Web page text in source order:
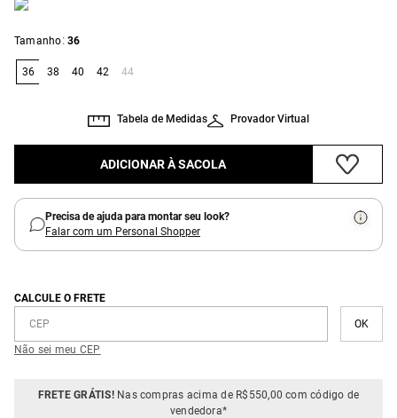
Tamanho: 36
36 38 40 42 44
Provador Virtual
Tabela de Medidas
ADICIONAR À SACOLA
Precisa de ajuda para montar seu look?
Falar com um Personal Shopper
CALCULE O FRETE
Não sei meu CEP
FRETE GRÁTIS!Nas compras acima de R$550,00 com código de
vendedora*